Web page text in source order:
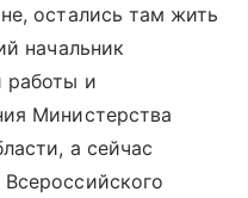
остались там жить
начальник
работы и
Министерства
а сейчас